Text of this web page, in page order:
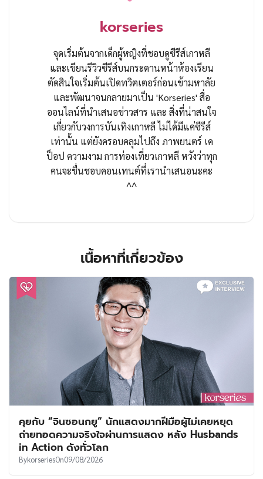
korseries
จุดเริ่มต้นจากเด็กผู้หญิงที่ชอบดูซีรีส์เกาหลี
และเขียนรีวิวซีรีส์บนกระดานหน้าห้องเรียน
ตัดสินใจเริ่มต้นเปิดทวิตเตอร์ก่อนเข้ามหาลัย
และพัฒนาจนกลายมาเป็น 'Korseries' สื่อ
ออนไลน์ที่นำเสนอข่าวสาร และ สิ่งที่น่าสนใจ
เกี่ยวกับวงการบันเทิงเกาหลี ไม่ได้มีแค่ซีรีส์
เท่านั้น แต่ยังครอบคลุมไปถึง ภาพยนตร์ เค
ป็อป ความงาม การท่องเที่ยวเกาหลี หวังว่าทุก
คนจะชื่นชอบคอนเทนต์ที่เรานำเสนอนะคะ
^^
เนื้อหาที่เกี่ยวข้อง
คุยกับ “จินซอนกยู” นักแสดงมากฝีมือผู้ไม่เคยหยุด
ถ่ายทอดความจริงใจผ่านการแสดง หลัง Husbands
in Action ดังทั่วโลก
BykorseriesOn09/08/2026